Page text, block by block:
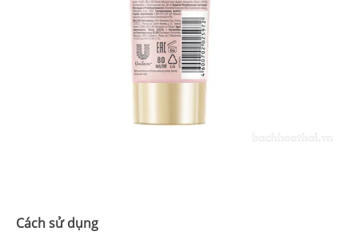
Cách sử dụng